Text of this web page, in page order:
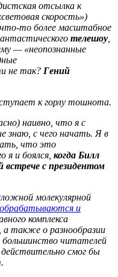
отсылка к
скорость»)
то более масштабное
телешоу
— «неопознанные
не так? Гений
к горлу тошнота.
наивно, что я с
знаю, с чего начать. Я в
что это
и боялся, когда Билл
встрече с президентом
молекулярной
и
комплекса
также о разнообразии
большинство читателей
смог бы